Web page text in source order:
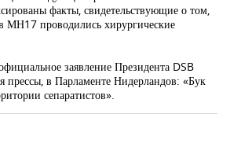
факты, свидетельствующие о том,
МН17 проводились хирургические
заявление Президента DSB
в Парламенте Нидерландов: «Бук
сепаратистов».